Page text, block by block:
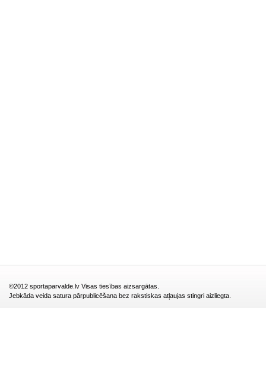
©2012 sportaparvalde.lv Visas tiesības aizsargātas.
Jebkāda veida satura pārpublicēšana bez rakstiskas atļaujas stingri aizliegta.